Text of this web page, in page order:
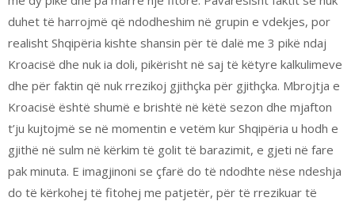
duhet të harrojmë që ndodheshim në grupin e vdekjes, por
realisht Shqipëria kishte shansin për të dalë me 3 pikë ndaj
Kroacisë dhe nuk ia doli, pikërisht në saj të këtyre kalkulimeve
dhe për faktin që nuk rrezikoj gjithçka për gjithçka. Mbrojtja e
Kroacisë është shumë e brishtë në këtë sezon dhe mjafton
t’ju kujtojmë se në momentin e vetëm kur Shqipëria u hodh e
gjithë në sulm në kërkim të golit të barazimit, e gjeti në fare
pak minuta. E imagjinoni se çfarë do të ndodhte nëse ndeshja
do të kërkohej të fitohej me patjetër, për të rrezikuar të